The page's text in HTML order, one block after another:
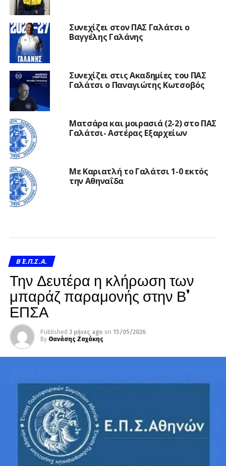
Συνεχίζει στον ΠΑΣ Γαλάτσι ο
Βαγγέλης Γαλάνης
Συνεχίζει στις Ακαδημίες του ΠΑΣ
Γαλάτσι ο Παναγιώτης Κωτσοβός
Ματσάρα και μοιρασιά (2-2) στο ΠΑΣ
Γαλάτσι- Αστέρας Εξαρχείων
Με Καριατλή το Γαλάτσι 1-0 εκτός
την Αθηναΐδα
Β΄ Ε.Π.Σ.Α.
Την Δευτέρα η κλήρωση των
μπαράζ παραμονής στην Β’
ΕΠΣΑ
Published 3 μήνες ago on 15/05/2026
By Θανάσης Ζαχάκης